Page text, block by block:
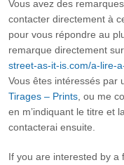
Vous avez des
contacter directement à
pour vous répondre au
remarque directement
street-as-it-is.com/a-lire-
Vous êtes intéressés par
Tirages – Prints , ou me
en m’indiquant le titre et
contacterai ensuite.
If you are interested by